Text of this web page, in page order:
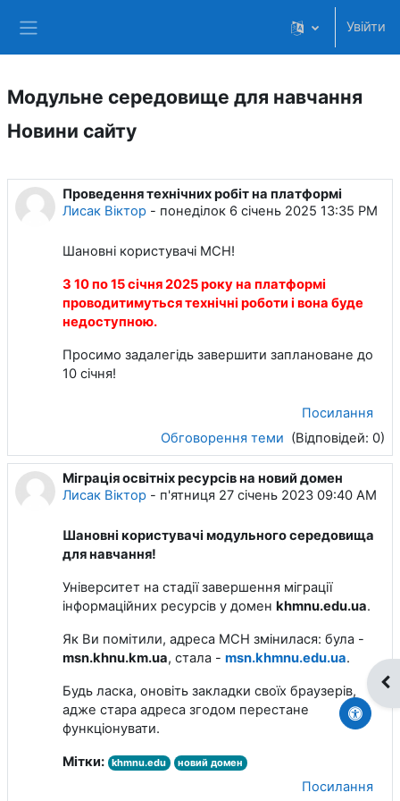
Увійти
Модульне середовище для навчання
Новини сайту
Проведення технічних робіт на платформі
Лисак Віктор - понеділок 6 січень 2025 13:35 PM
Шановні користувачі МСН!
З 10 по 15 січня 2025 року на платформі
проводитимуться технічні роботи і вона буде
недоступною.
Просимо задалегідь завершити заплановане до
10 січня!
Посилання
Обговорення теми (Відповідей: 0)
Міграція освітніх ресурсів на новий домен
Лисак Віктор - п'ятниця 27 січень 2023 09:40 AM
Шановні користувачі модульного середовища
для навчання!
Університет на стадії завершення міграції
інформаційних ресурсів у домен khmnu.edu.ua.
Як Ви помітили, адреса МСН змінилася: була -
msn.khnu.km.ua, стала - msn.khmnu.edu.ua.
Будь ласка, оновіть закладки своїх браузерів,
адже стара адреса згодом перестане
функціонувати.
Мітки: khmnu.edu новий домен
Посилання